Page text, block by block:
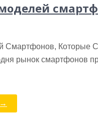
Смартфонов, Которые
рынок смартфонов